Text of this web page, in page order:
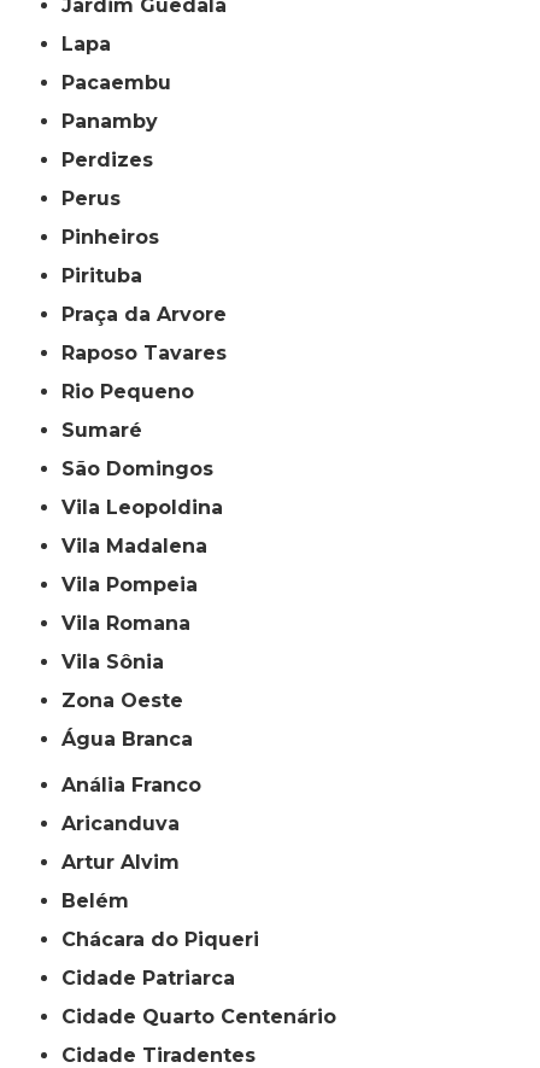
Jardim Guedala
Lapa
Pacaembu
Panamby
Perdizes
Perus
Pinheiros
Pirituba
Praça da Arvore
Raposo Tavares
Rio Pequeno
Sumaré
São Domingos
Vila Leopoldina
Vila Madalena
Vila Pompeia
Vila Romana
Vila Sônia
Zona Oeste
Água Branca
Anália Franco
Aricanduva
Artur Alvim
Belém
Chácara do Piqueri
Cidade Patriarca
Cidade Quarto Centenário
Cidade Tiradentes